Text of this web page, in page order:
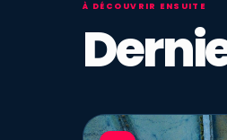
À DÉCOUVRIR ENSUITE